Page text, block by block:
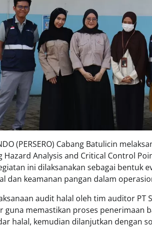
(PERSERO) Cabang Batulicin
Hazard Analysis and Critical Control
ini dilaksanakan sebagai
dan keamanan pangan dalam
audit halal oleh tim auditor PT
guna memastikan proses
halal, kemudian dilanjutkan dengan